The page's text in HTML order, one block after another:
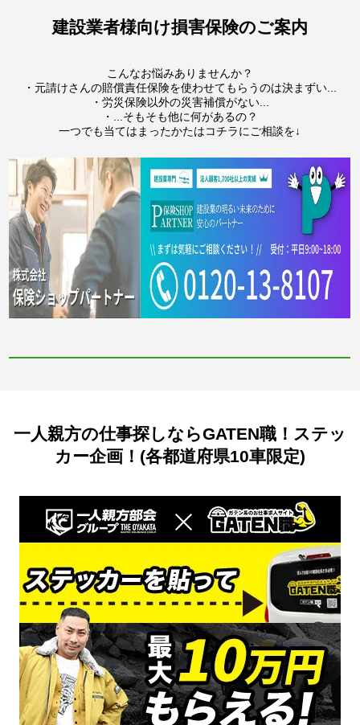
建設業者様向け損害保険のご案内
こんなお悩みありませんか？
・元請けさんの賠償責任保険を使わせてもらうのは決まずい...
・労災保険以外の災害補償がない...
・...そもそも他に何があるの？
一つでも当てはまったかたはコチラにご相談を↓
一人親方の仕事探しならGATEN職！ステッ
カー企画！(各都道府県10車限定)